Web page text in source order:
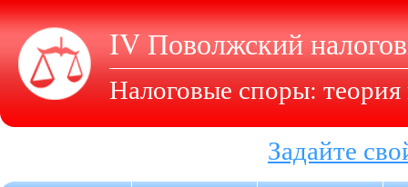
IV Поволжский
Налоговые споры: теория
Задайте